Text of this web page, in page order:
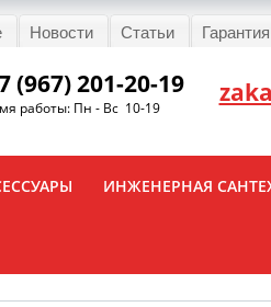
Новости Статьи Гарантия
(967) 201-20-19
работы: Пн - Вс 10-19
ИНЖЕНЕРНАЯ